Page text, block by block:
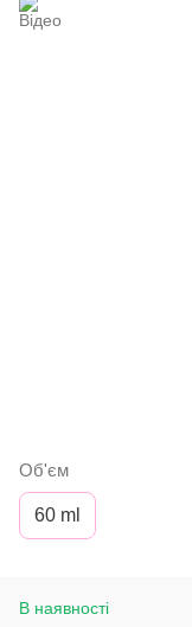
Об'єм
60 ml
В наявності